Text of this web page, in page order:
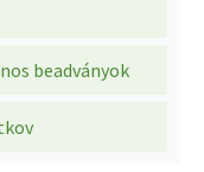
beadványok